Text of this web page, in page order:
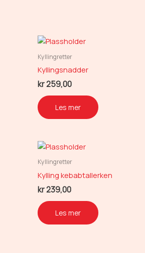
Kyllingretter
Kyllingsnadder
kr259,00
Les mer
Kyllingretter
Kylling kebabtallerken
kr239,00
Les mer